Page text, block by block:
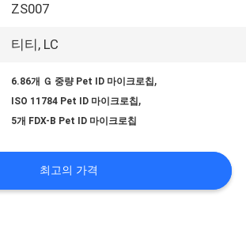
ZS007
티티, LC
6.86개 Ｇ 중량 Pet ID 마이크로칩 ,
ISO 11784 Pet ID 마이크로칩 ,
5개 FDX-B Pet ID 마이크로칩
최고의 가격